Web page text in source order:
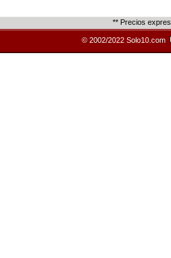
** Precios
© 2002/2022 Solo10.com